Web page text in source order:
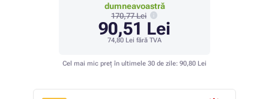
dumneavoastră
170,77 Lei
90,51 Lei
74,80 Lei fără TVA
Cel mai mic preț în ultimele 30 de zile: 90,80 Lei